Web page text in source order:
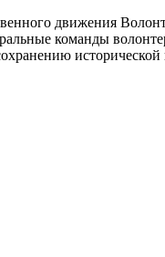
движения
команды
исторической